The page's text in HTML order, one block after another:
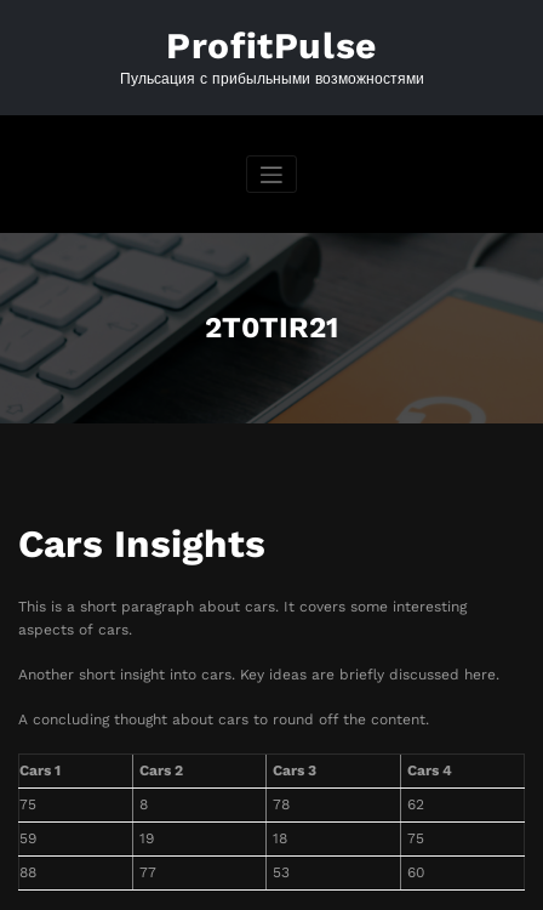
ProfitPulse
Пульсация с прибыльными возможностями
2T0TIR21
Cars Insights
This is a short paragraph about cars. It covers some interesting
aspects of cars.
Another short insight into cars. Key ideas are briefly discussed here.
A concluding thought about cars to round off the content.
Cars 1 Cars 2 Cars 3
Cars 4
75
8 78
62
59
19 18
75
88
77 53 60